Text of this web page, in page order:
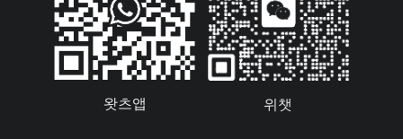
왓츠앱 위챗